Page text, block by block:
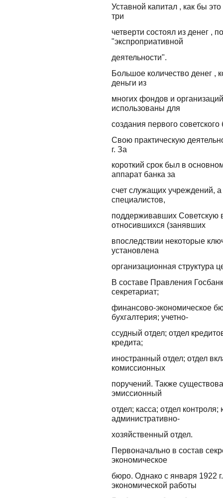
Уставной капитал , как бы
три
четверти состоял из денег ,
"экспроприативной
деятельности".
Большое количество денег ,
деньги из
многих фондов и
использованы для
создания первого советского
Свою практическую
г. За
короткий срок был в
аппарат банка за
счет служащих учреждений,
специалистов,
поддерживавших Советскую
относившихся (занявших
впоследствии некоторые
установлена
организационная структура
В составе Правления
секретариат;
финансово-экономическое
бухгалтерия; учетно-
ссудный отдел; отдел
кредита;
иностранный отдел; отдел
комиссионных
поручений. Также
эмиссионный
отдел; касса; отдел
административно-
хозяйственный отдел.
Первоначально в состав
экономическое
бюро. Однако с января 1922
экономической работы